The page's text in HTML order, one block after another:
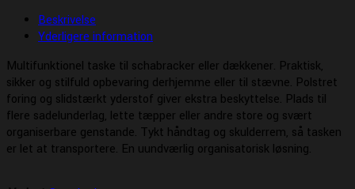
Beskrivelse
Yderligere information
Multifunktionel taske til schabracker eller dækkener. Praktisk,
sikker og stilfuld opbevaring derhjemme eller til stævne. Polstret
foring og slidstærkt yderstof giver ekstra beskyttelse. Plads til
flere sadelunderlag, lette tæpper eller andre store og svært
organiserbare genstande. Tykt håndtag og skulderrem, så tasken
er let at transportere. En uundværlig organisatorisk løsning.